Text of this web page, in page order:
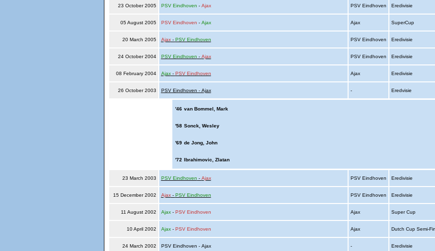
23 October 2005 PSV Eindhoven - Ajax PSV Eindhoven Eredivisie
05 August 2005 PSV Eindhoven - Ajax Ajax SuperCup
20 March 2005 Ajax- PSV Eindhoven PSV Eindhoven Eredivisie
24 October 2004 PSV Eindhoven - Ajax PSV Eindhoven Eredivisie
08 February 2004 Ajax- PSV Eindhoven Ajax Eredivisie
26 October 2003 PSV Eindhoven - Ajax - Eredvisie
'46 van Bommel, Mark
'58 Sonck, Wesley
'69 de Jong, John
'72 Ibrahimovic, Zlatan
23 March 2003 PSV Eindhoven - Ajax PSV Eindhoven Eredivisie
15 December 2002 Ajax- PSV Eindhoven PSV Eindhoven Eredivisie
11 August 2002 Ajax- PSV Eindhoven Ajax Super Cup
10 April 2002 Ajax- PSV Eindhoven Ajax Dutch Cup Semi-
24 March 2002 PSV Eindhoven - Ajax - Eredivisie